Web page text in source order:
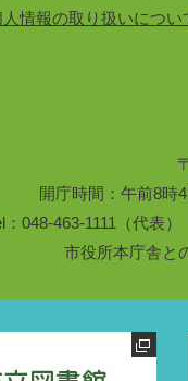
人情報の取り扱いについ
開庁時間：午前8時
：048-463-1111（代表
市役所本庁舎と